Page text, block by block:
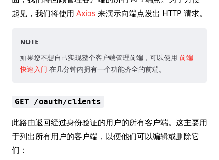
起见，我们将使用 Axios 来演示向端点发出 HTTP 请求。
NOTE
如果您不想自己实现整个客户端管理前端，可以使用 前端
快速入门 在几分钟内拥有一个功能齐全的前端。
GET /oauth/clients
此路由返回经过身份验证的用户的所有客户端。这主要用
于列出所有用户的客户端，以便他们可以编辑或删除它
们：